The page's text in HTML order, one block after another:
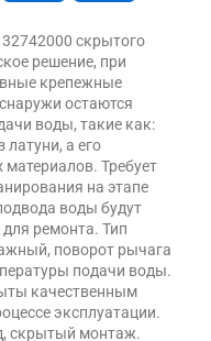
скрытого
решение, при
крепежные
остаются
воды, такие как:
латуни, а его
Требует
на этапе
воды будут
ремонта. Тип
поворот рычага
подачи воды.
качественным
эксплуатации.
скрытый монтаж.